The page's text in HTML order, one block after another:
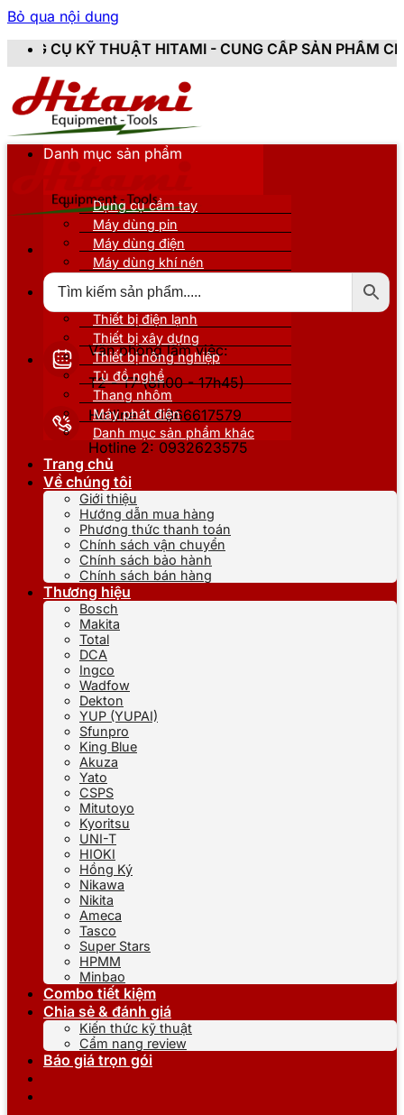
Bỏ qua nội dung
- CUNG CẤP SẢN PHẨM CHÍNH HÃNG, MỚI 100%,
Văn phòng làm việc:
T2 - T7 (8h00 - 17h45)
Hotline 1: 0866617579
Hotline 2: 0932623575
Danh mục sản phẩm
Dụng cụ cầm tay
Máy dùng pin
Máy dùng điện
Máy dùng khí nén
Thiết bị nâng đỡ
Thiết bị điện lạnh
Thiết bị xây dựng
Thiết bị nông nghiệp
Tủ đồ nghề
Thang nhôm
Máy phát điện
Danh mục sản phẩm khác
Trang chủ
Về chúng tôi
Giới thiệu
Hướng dẫn mua hàng
Phương thức thanh toán
Chính sách vận chuyển
Chính sách bảo hành
Chính sách bán hàng
Thương hiệu
Bosch
Makita
Total
DCA
Ingco
Wadfow
Dekton
YUP (YUPAI)
Sfunpro
King Blue
Akuza
Yato
CSPS
Mitutoyo
Kyoritsu
UNI-T
HIOKI
Hồng Ký
Nikawa
Nikita
Ameca
Tasco
Super Stars
HPMM
Minbao
Combo tiết kiệm
Chia sẻ & đánh giá
Kiến thức kỹ thuật
Cẩm nang review
Báo giá trọn gói